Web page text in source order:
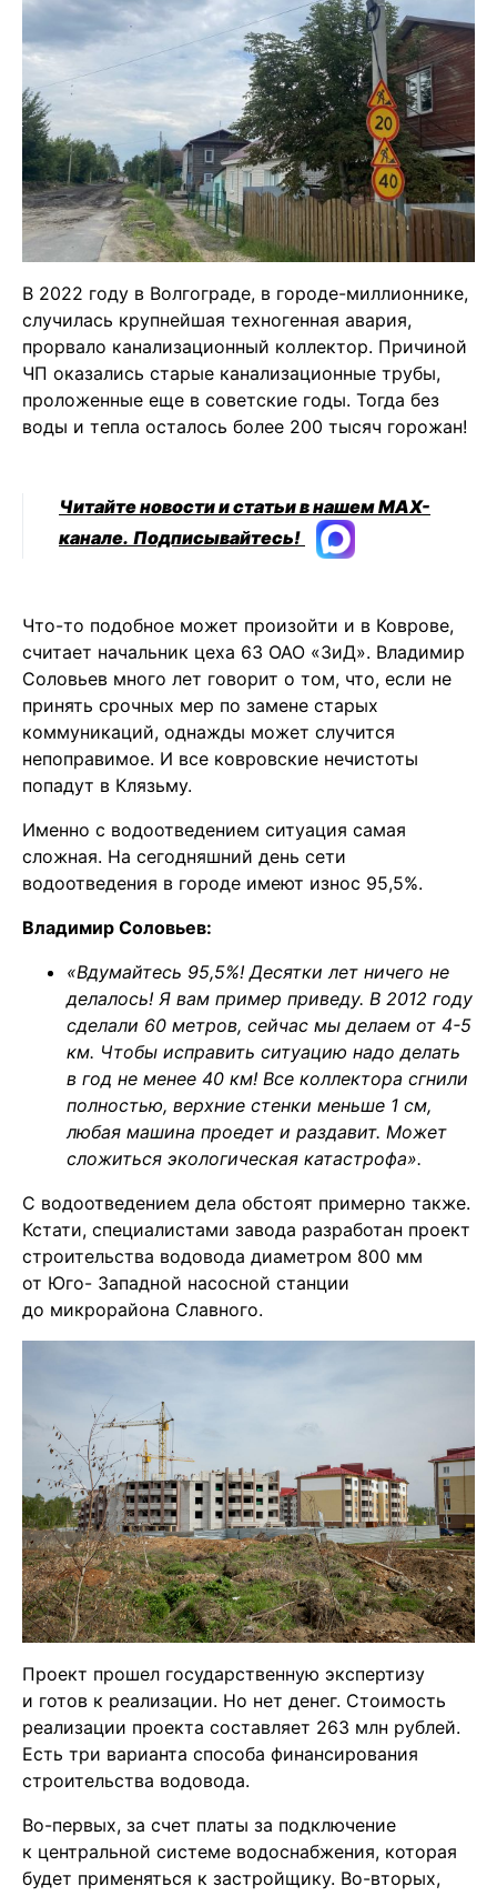
В 2022 году в Волгограде, в городе-миллионнике,
случилась крупнейшая техногенная авария,
прорвало канализационный коллектор. Причиной
ЧП оказались старые канализационные трубы,
проложенные еще в советские годы. Тогда без
воды и тепла осталось более 200 тысяч горожан!
Читайте новости и статьи в нашем MAX-
канале. Подписывайтесь!
Что-то подобное может произойти и в Коврове,
считает начальник цеха 63 ОАО «ЗиД». Владимир
Соловьев много лет говорит о том, что, если не
принять срочных мер по замене старых
коммуникаций, однажды может случится
непоправимое. И все ковровские нечистоты
попадут в Клязьму.
Именно с водоотведением ситуация самая
сложная. На сегодняшний день сети
водоотведения в городе имеют износ 95,5%.
Владимир Соловьев:
«Вдумайтесь 95,5%! Десятки лет ничего не
делалось! Я вам пример приведу. В 2012 году
сделали 60 метров, сейчас мы делаем от 4-5
км. Чтобы исправить ситуацию надо делать
в год не менее 40 км! Все коллектора сгнили
полностью, верхние стенки меньше 1 см,
любая машина проедет и раздавит. Может
сложиться экологическая катастрофа».
С водоотведением дела обстоят примерно также.
Кстати, специалистами завода разработан проект
строительства водовода диаметром 800 мм
от Юго- Западной насосной станции
до микрорайона Славного.
Проект прошел государственную экспертизу
и готов к реализации. Но нет денег. Стоимость
реализации проекта составляет 263 млн рублей.
Есть три варианта способа финансирования
строительства водовода.
Во-первых, за счет платы за подключение
к центральной системе водоснабжения, которая
будет применяться к застройщику. Во-вторых,